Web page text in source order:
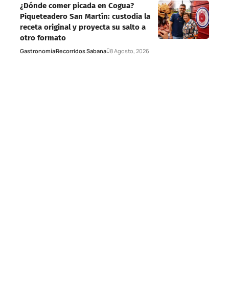
¿Dónde comer picada en Cogua?
Piqueteadero San Martín: custodia la
receta original y proyecta su salto a
otro formato
GastronomíaRecorridos Sabana 8 Agosto, 2026